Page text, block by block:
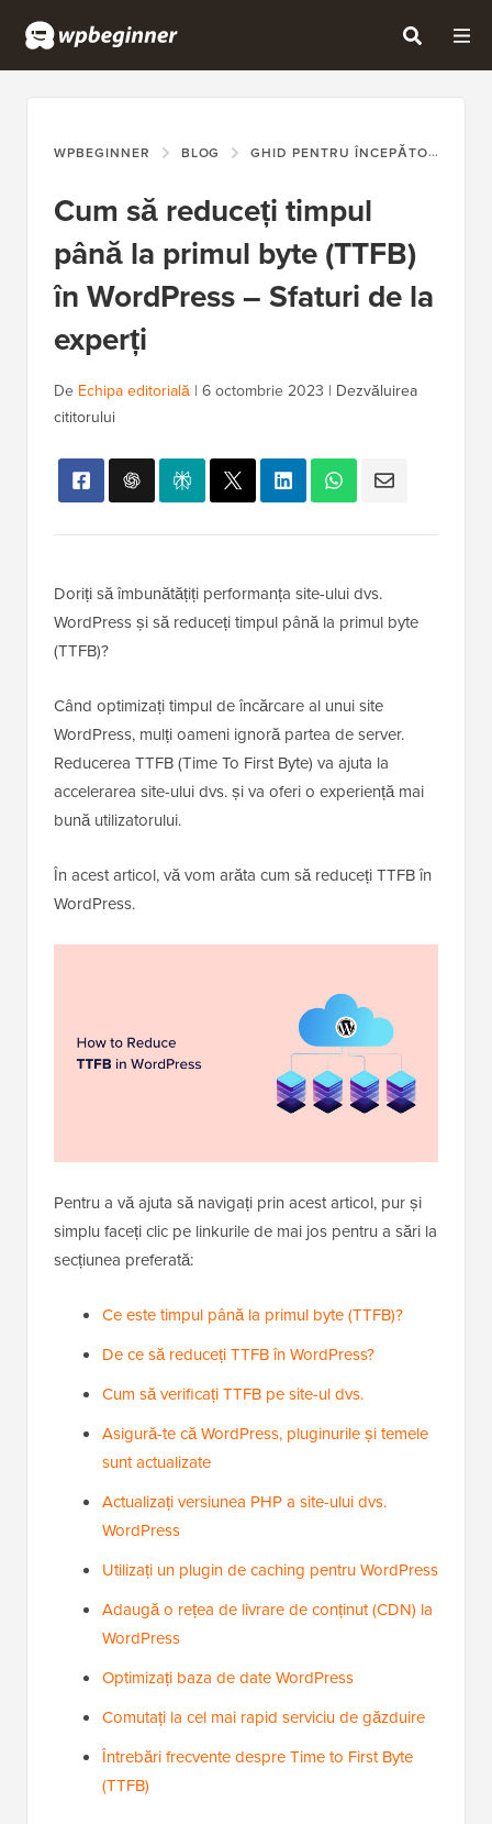
WPBEGINNER BLOG GHID PENTRU ÎNCEPĂTORI
Cum să reduceți timpul
până la primul byte (TTFB)
în WordPress – Sfaturi de la
experți
De Echipa editorială | 6 octombrie 2023 | Dezvăluirea
cititorului
Doriți să îmbunătățiți performanța site-ului dvs.
WordPress și să reduceți timpul până la primul byte
(TTFB)?
Când optimizați timpul de încărcare al unui site
WordPress, mulți oameni ignoră partea de server.
Reducerea TTFB (Time To First Byte) va ajuta la
accelerarea site-ului dvs. și va oferi o experiență mai
bună utilizatorului.
În acest articol, vă vom arăta cum să reduceți TTFB în
WordPress.
Pentru a vă ajuta să navigați prin acest articol, pur și
simplu faceți clic pe linkurile de mai jos pentru a sări la
secțiunea preferată:
Ce este timpul până la primul byte (TTFB)?
De ce să reduceți TTFB în WordPress?
Cum să verificați TTFB pe site-ul dvs.
Asigură-te că WordPress, pluginurile și temele
sunt actualizate
Actualizați versiunea PHP a site-ului dvs.
WordPress
Utilizați un plugin de caching pentru WordPress
Adaugă o rețea de livrare de conținut (CDN) la
WordPress
Optimizați baza de date WordPress
Comutați la cel mai rapid serviciu de găzduire
Întrebări frecvente despre Time to First Byte
(TTFB)